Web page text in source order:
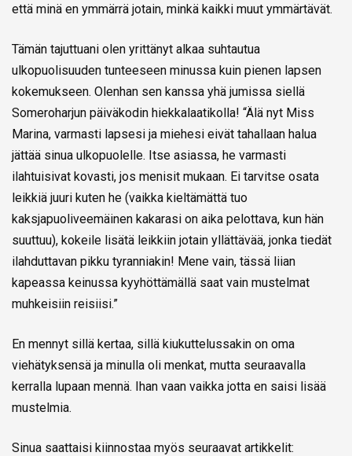
että minä en ymmärrä jotain, minkä kaikki muut ymmärtävät.
Tämän tajuttuani olen yrittänyt alkaa suhtautua
ulkopuolisuuden tunteeseen minussa kuin pienen lapsen
kokemukseen. Olenhan sen kanssa yhä jumissa siellä
Someroharjun päiväkodin hiekkalaatikolla! “Älä nyt Miss
Marina, varmasti lapsesi ja miehesi eivät tahallaan halua
jättää sinua ulkopuolelle. Itse asiassa, he varmasti
ilahtuisivat kovasti, jos menisit mukaan. Ei tarvitse osata
leikkiä juuri kuten he (vaikka kieltämättä tuo
kaksjapuoliveemäinen kakarasi on aika pelottava, kun hän
suuttuu), kokeile lisätä leikkiin jotain yllättävää, jonka tiedät
ilahduttavan pikku tyranniakin! Mene vain, tässä liian
kapeassa keinussa kyyhöttämällä saat vain mustelmat
muhkeisiin reisiisi.”
En mennyt sillä kertaa, sillä kiukuttelussakin on oma
viehätyksensä ja minulla oli menkat, mutta seuraavalla
kerralla lupaan mennä. Ihan vaan vaikka jotta en saisi lisää
mustelmia.
Sinua saattaisi kiinnostaa myös seuraavat artikkelit: